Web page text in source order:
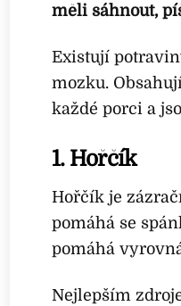
měli sáhnout,
Existují
mozku.
každé porci a
1. Hořčík
Hořčík je
pomáhá se
pomáhá
Nejlepším